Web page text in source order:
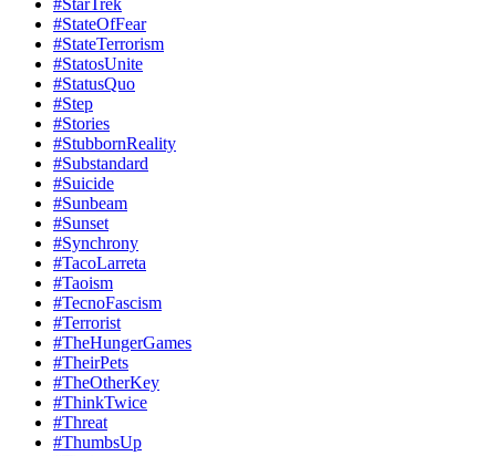
#StarTrek
#StateOfFear
#StateTerrorism
#StatosUnite
#StatusQuo
#Step
#Stories
#StubbornReality
#Substandard
#Suicide
#Sunbeam
#Sunset
#Synchrony
#TacoLarreta
#Taoism
#TecnoFascism
#Terrorist
#TheHungerGames
#TheirPets
#TheOtherKey
#ThinkTwice
#Threat
#ThumbsUp